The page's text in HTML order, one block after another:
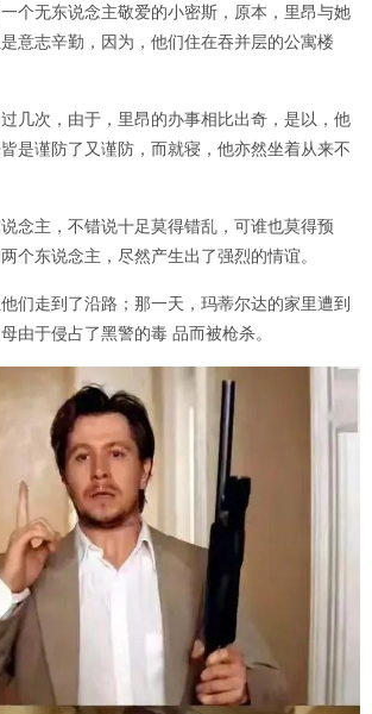
个无东说念主敬爱的小密斯，原本，里昂与她
意志辛勤，因为，他们住在吞并层的公寓楼
几次，由于，里昂的办事相比出奇，是以，他
是谨防了又谨防，而就寝，他亦然坐着从来不
念主，不错说十足莫得错乱，可谁也莫得预
个东说念主，尽然产生出了强烈的情谊。
们走到了沿路；那一天，玛蒂尔达的家里遭到
由于侵占了黑警的毒 品而被枪杀。